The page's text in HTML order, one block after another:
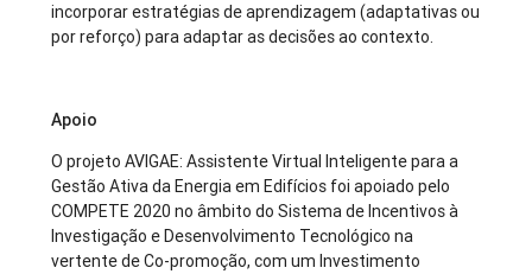
incorporar estratégias de aprendizagem (adaptativas ou
por reforço) para adaptar as decisões ao contexto.
Apoio
O projeto AVIGAE: Assistente Virtual Inteligente para a
Gestão Ativa da Energia em Edifícios foi apoiado pelo
COMPETE 2020 no âmbito do Sistema de Incentivos à
Investigação e Desenvolvimento Tecnológico na
vertente de Co-promoção, com um Investimento